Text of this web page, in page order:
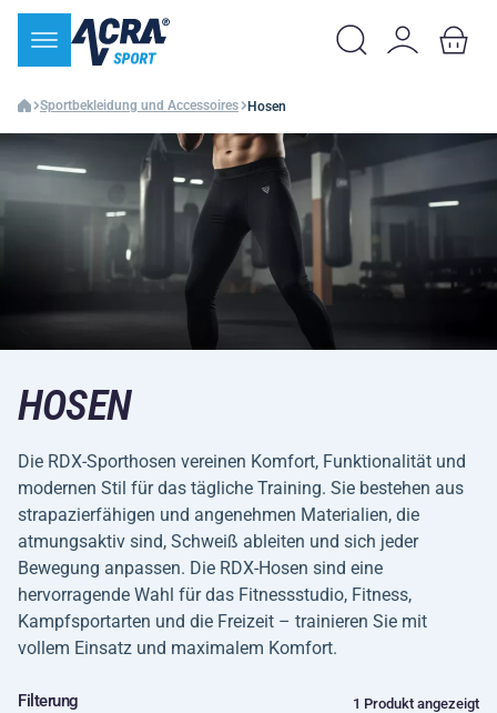
Sportbekleidung und Accessoires Hosen
HOSEN
Die RDX-Sporthosen vereinen Komfort, Funktionalität und
modernen Stil für das tägliche Training. Sie bestehen aus
strapazierfähigen und angenehmen Materialien, die
atmungsaktiv sind, Schweiß ableiten und sich jeder
Bewegung anpassen. Die RDX-Hosen sind eine
hervorragende Wahl für das Fitnessstudio, Fitness,
Kampfsportarten und die Freizeit – trainieren Sie mit
vollem Einsatz und maximalem Komfort.
Filterung 1 Produkt angezeigt